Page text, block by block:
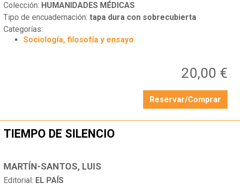
Colección: HUMANIDADES MÉDICAS
Tipo de encuadernación: tapa dura con sobrecubierta
Categorías:
Sociología, filosofía y ensayo
20,00 €
Reservar/Comprar
TIEMPO DE SILENCIO
MARTÍN-SANTOS, LUIS
Editorial: EL PAÍS